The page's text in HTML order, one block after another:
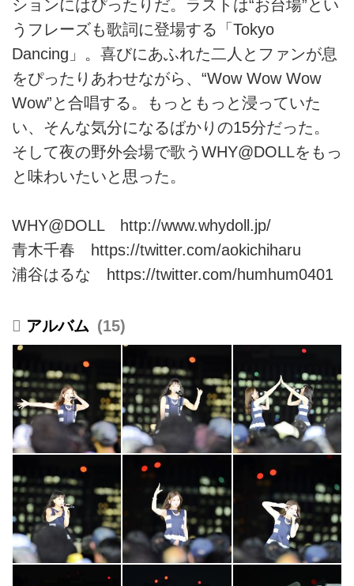
ションにはぴったりだ。ラストは“お台場”とい
うフレーズも歌詞に登場する「Tokyo
Dancing」。喜びにあふれた二人とファンが息
をぴったりあわせながら、“Wow Wow Wow
Wow”と合唱する。もっともっと浸っていた
い、そんな気分になるばかりの15分だった。
そして夜の野外会場で歌うWHY@DOLLをもっ
と味わいたいと思った。
WHY@DOLL
http://www.whydoll.jp/
青木千春
https://twitter.com/aokichiharu
浦谷はるな
https://twitter.com/humhum0401
15